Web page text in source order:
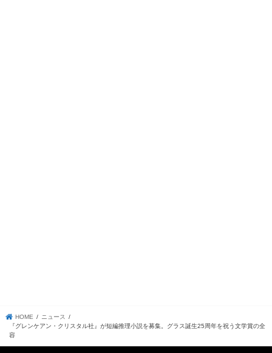
HOME
ニュース
『グレンケアン・クリスタル社』が短編推理小説を募集。グラス誕生25周年を祝う文学賞の全
容